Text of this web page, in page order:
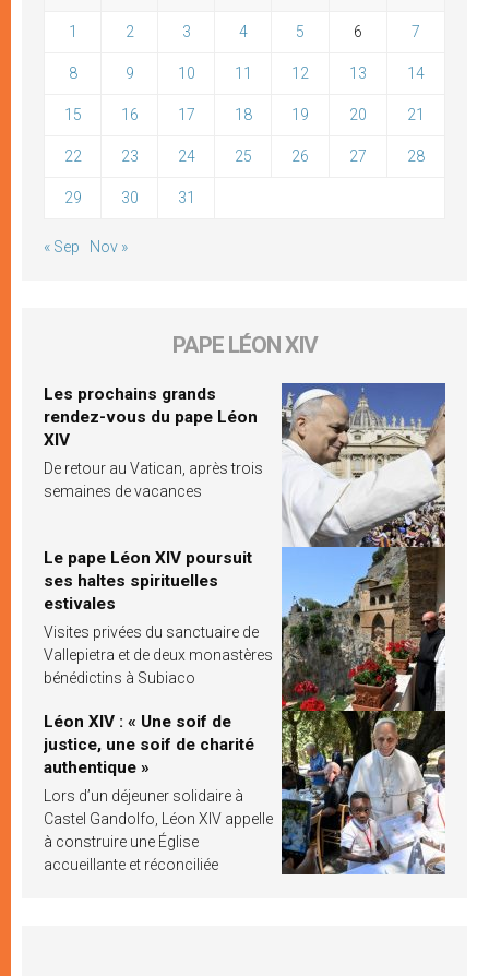
1 2 3 4 5 6 7
8 9 10 11 12 13 14
15 16 17 18 19 20 21
22 23 24 25 26 27 28
29 30 31
« Sep Nov »
PAPE LÉON XIV
Les prochains grands
rendez-vous du pape Léon
XIV
De retour au Vatican, après trois
semaines de vacances
Le pape Léon XIV poursuit
ses haltes spirituelles
estivales
Visites privées du sanctuaire de
Vallepietra et de deux monastères
bénédictins à Subiaco
Léon XIV : « Une soif de
justice, une soif de charité
authentique »
Lors d’un déjeuner solidaire à
Castel Gandolfo, Léon XIV appelle
à construire une Église
accueillante et réconciliée